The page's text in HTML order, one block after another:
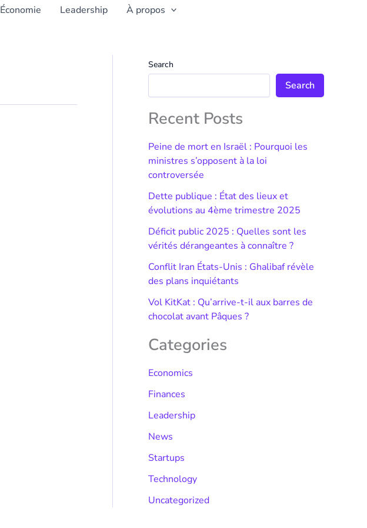
Économie Leadership À propos
Search
Search
Recent Posts
Peine de mort en Israël : Pourquoi les
ministres s’opposent à la loi
controversée
Dette publique : État des lieux et
évolutions au 4ème trimestre 2025
Déficit public 2025 : Quelles sont les
vérités dérangeantes à connaître ?
Conflit Iran États-Unis : Ghalibaf révèle
des plans inquiétants
Vol KitKat : Qu’arrive-t-il aux barres de
chocolat avant Pâques ?
Categories
Economics
Finances
Leadership
News
Startups
Technology
Uncategorized